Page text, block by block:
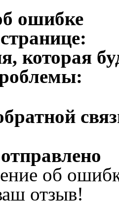
ошибке
которая
об
отзыв!